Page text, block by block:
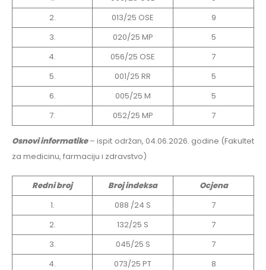
2.
013/25 OSE
9
3.
020/25 MP
5
4.
056/25 OSE
7
5.
001/25 RR
5
6.
005/25 M
5
7.
052/25 MP 7
Osnovi informatike– ispit održan, 04.06.2026. godine (Fakultet
za medicinu, farmaciju i zdravstvo)
Redni broj Broj indeksa
Ocjena
1.
088 /24 S
7
2.
132/25 S
7
3.
045/25 S
7
4.
073/25 PT
8